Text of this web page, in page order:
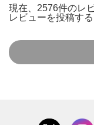
現在、2576件のレ
レビューを投稿す